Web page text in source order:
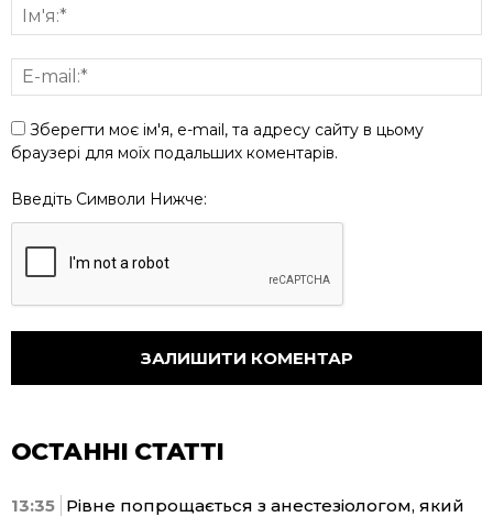
Зберегти моє ім'я, e-mail, та адресу сайту в цьому
браузері для моїх подальших коментарів.
Введіть Символи Нижче:
ОСТАННІ СТАТТІ
13:35 Рівне попрощається з анестезіологом, який